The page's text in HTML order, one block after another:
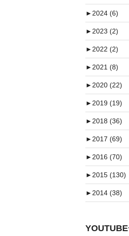
►2024 (6)
►2023 (2)
►2022 (2)
►2021 (8)
►2020 (22)
►2019 (19)
►2018 (36)
►2017 (69)
►2016 (70)
►2015 (130)
►2014 (38)